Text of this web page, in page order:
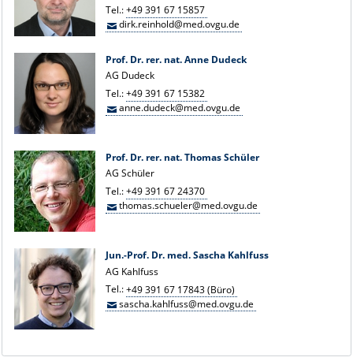
Tel.:+49 391 67 15857
dirk.reinhold@med.ovgu.de
Prof. Dr. rer. nat. Anne Dudeck
AG Dudeck
Tel.:+49 391 67 15382
anne.dudeck@med.ovgu.de
Prof. Dr. rer. nat. Thomas Schüler
AG Schüler
Tel.:+49 391 67 24370
thomas.schueler@med.ovgu.de
Jun.-Prof. Dr. med. Sascha Kahlfuss
AG Kahlfuss
Tel.:+49 391 67 17843 (Büro)
sascha.kahlfuss@med.ovgu.de